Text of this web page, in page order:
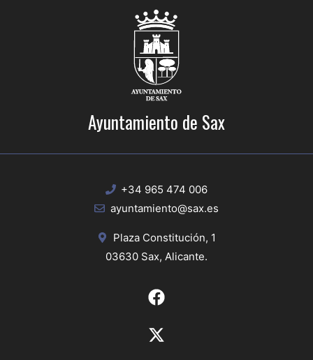
Ayuntamiento de Sax
+34 965 474 006
ayuntamiento@sax.es
Plaza Constitución, 1
03630 Sax, Alicante.